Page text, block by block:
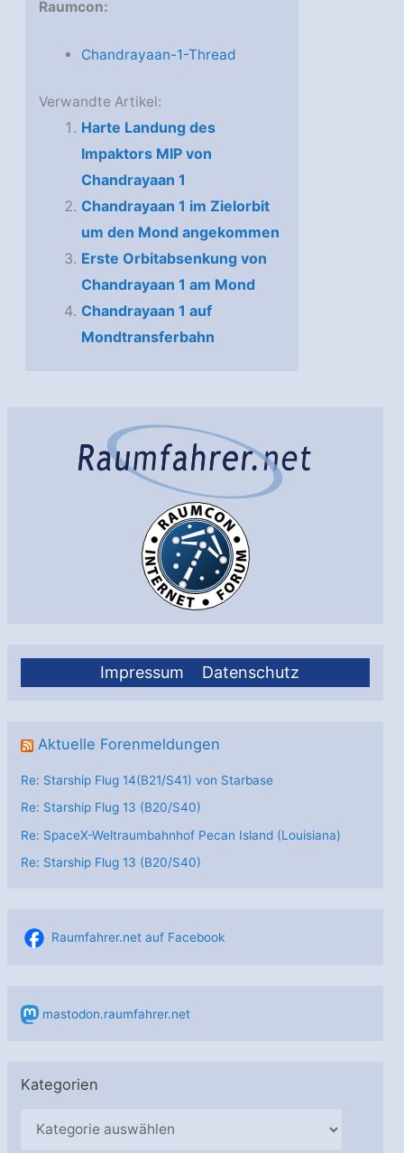
Impressum Datenschutz
Aktuelle Forenmeldungen
Re: Starship Flug 14(B21/S41) von Starbase
Re: Starship Flug 13 (B20/S40)
Re: SpaceX-Weltraumbahnhof Pecan Island (Louisiana)
Re: Starship Flug 13 (B20/S40)
Raumfahrer.net auf Facebook
mastodon.raumfahrer.net
Kategorien
Raumcon:
Chandrayaan-1-Thread
Verwandte Artikel:
Harte Landung des
Impaktors MIP von
Chandrayaan 1
Chandrayaan 1 im Zielorbit
um den Mond angekommen
Erste Orbitabsenkung von
Chandrayaan 1 am Mond
Chandrayaan 1 auf
Mondtransferbahn